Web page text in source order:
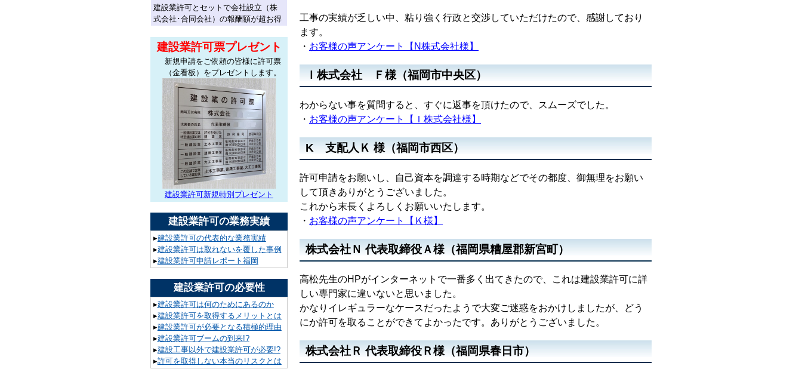
工事の実績が乏しい中、粘り強く行政と交渉していただけたので、感謝しており
ます。
・ お客様の声アンケート【N株式会社様】
Ｉ株式会社 Ｆ様（福岡市中央区）
わからない事を質問すると、すぐに返事を頂けたので、スムーズでした。
・ お客様の声アンケート【Ｉ株式会社様】
K 支配人Ｋ 様（福岡市西区）
許可申請をお願いし、自己資本を調達する時期などでその都度、御無理をお願い
して頂きありがとうございました。
これから末長くよろしくお願いいたします。
・ お客様の声アンケート【Ｋ様】
株式会社Ｎ 代表取締役Ａ様（福岡県糟屋郡新宮町）
高松先生のHPがインターネットで一番多く出てきたので、これは建設業許可に詳
しい専門家に違いないと思いました。
かなりイレギュラーなケースだったようで大変ご迷惑をおかけしましたが、どう
にか許可を取ることができてよかったです。ありがとうございました。
株式会社Ｒ 代表取締役Ｒ様（福岡県春日市）
建設業許可とセットで会社設立（株
式会社･合同会社）の報酬額が超お得
建設業許可票プレゼント
新規申請をご依頼の皆様に許可票
（金看板）をプレゼントします。
建設業許可新規特別プレゼント
建設業許可の業務実績
▸建設業許可の代表的な業務実績
▸建設業許可は取れないを覆した事例
▸建設業許可申請レポート福岡
建設業許可の必要性
▸建設業許可は何のためにあるのか
▸建設業許可を取得するメリットとは
▸建設業許可が必要となる積極的理由
▸建設業許可ブームの到来!?
▸建設工事以外で建設業許可が必要!?
▸許可を取得しない本当のリスクとは